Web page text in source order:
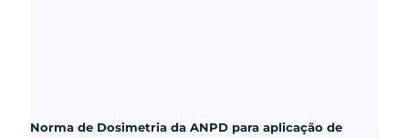
Norma de Dosimetria da ANPD para aplicação de